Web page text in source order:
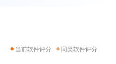
当前软件评分 同类软件评分